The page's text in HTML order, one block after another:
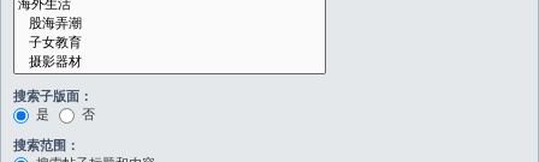
搜索子版面：
是
否
搜索范围：